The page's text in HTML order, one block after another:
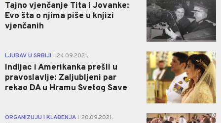
Tajno vjenčanje Tita i Jovanke:
Evo šta o njima piše u knjizi
vjenčanih
LJUBAV U SRBIJI 24.09.2021.
Indijac i Amerikanka prešli u
pravoslavlje: Zaljubljeni par
rekao DA u Hramu Svetog Save
0
ORGANIZUJU I KLAĐENJA 20.09.2021. 0